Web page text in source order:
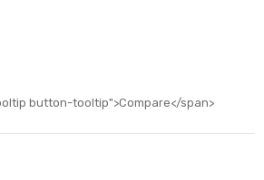
button-tooltip">Compare</span>